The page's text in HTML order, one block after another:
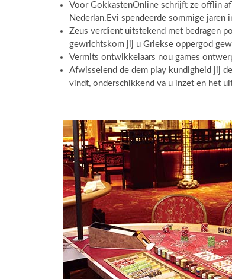
Voor GokkastenOnline schrijft ze offlin
Nederlan.Evi spendeerde sommige
Zeus verdient uitstekend met bedragen
gewrichtskom jij u Griekse oppergod
Vermits ontwikkelaars nou games
Afwisselend de dem play kundigheid jij
vindt, onderschikkend va u inzet en het